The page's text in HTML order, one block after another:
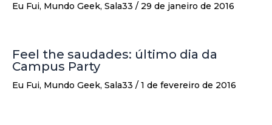
Eu Fui, Mundo Geek, Sala33 / 29 de janeiro de 2016
Feel the saudades: último dia da
Campus Party
Eu Fui, Mundo Geek, Sala33 / 1 de fevereiro de 2016